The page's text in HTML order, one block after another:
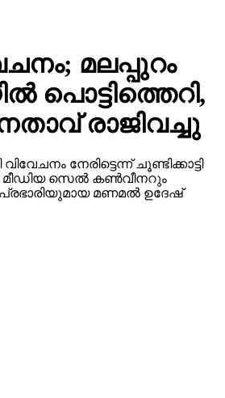
മലപ്പുറം
പൊട്ടിത്തെറി,
രാജിവച്ചു
നേരിട്ടെന്ന് ചൂണ്ടിക്കാട്ടി
മീഡിയ സെല്‍ കണ്‍വീനറും
മണമല്‍ ഉദേഷ്